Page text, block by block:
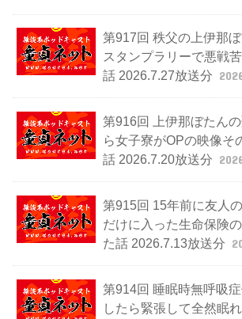
第917回 秩父の上伊那
スタンプラリーで悪戦
話 2026.7.27放送分
第916回 上伊那ぼたん
ら女子寮がOPの映像そ
話 2026.7.20放送分
第915回 15年前に友人
だけに入った生命保険
た話 2026.7.13放送分
第914回 睡眠時無呼吸
したら緊張して全然眠